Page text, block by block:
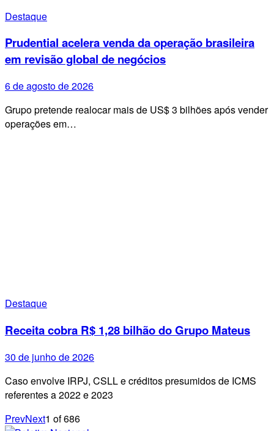
Destaque
Prudential acelera venda da operação brasileira
em revisão global de negócios
6 de agosto de 2026
Grupo pretende realocar mais de US$ 3 bilhões após vender
operações em…
Destaque
Receita cobra R$ 1,28 bilhão do Grupo Mateus
30 de junho de 2026
Caso envolve IRPJ, CSLL e créditos presumidos de ICMS
referentes a 2022 e 2023
PrevNext1 of686